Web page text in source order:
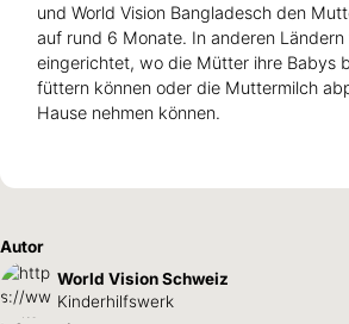
und World Vision Bangladesch den
auf rund 6 Monate. In anderen
eingerichtet, wo die Mütter ihre Babys
füttern können oder die Muttermilch
Hause nehmen können.
Autor
World Vision Schweiz
Kinderhilfswerk